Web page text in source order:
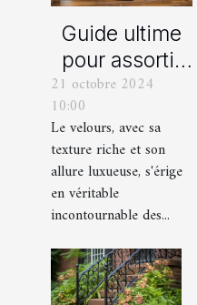
Guide ultime
pour assortir
vos
chaussures
avec des
pantalons en
velours
21 octobre 2024
10:00
Le velours, avec sa
texture riche et son
allure luxueuse, s'érige
en véritable
incontournable des...